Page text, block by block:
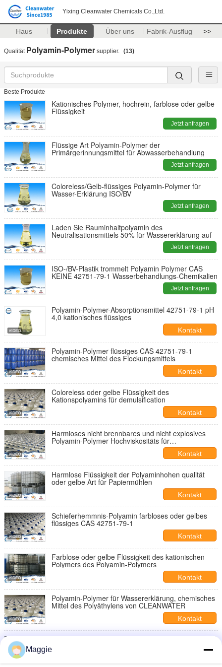
Yixing Cleanwater Chemicals Co.,Ltd.
Haus Produkte Über uns Fabrik-Ausflug >>
Qualität Polyamin-Polymer supplier. (13)
Beste Produkte
Kationisches Polymer, hochrein, farblose oder gelbe
Flüssigkeit
Jetzt anfragen
Flüssige Art Polyamin-Polymer der
Primärgerinnungsmittel für Abwasserbehandlung
Jetzt anfragen
Coloreless/Gelb-flüssiges Polyamin-Polymer für
Wasser-Erklärung ISO/BV
Jetzt anfragen
Laden Sie Rauminhaltpolyamin des
Neutralisationsmittels 50% für Wassererklärung auf
Jetzt anfragen
ISO-/BV-Plastik trommelt Polyamin Polymer CAS
KEINE 42751-79-1 Wasserbehandlungs-Chemikalien
Jetzt anfragen
Polyamin-Polymer-Absorptionsmittel 42751-79-1 pH
4,0 kationisches flüssiges
Kontakt
Polyamin-Polymer flüssiges CAS 42751-79-1
chemisches Mittel des Flockungsmittels
Kontakt
Coloreless oder gelbe Flüssigkeit des
Kationspolyamins für demulsification
Kontakt
Harmloses nicht brennbares und nicht explosives
Polyamin-Polymer Hochviskositäts für
Kontakt
Harmlose Flüssigkeit der Polyaminhohen qualität
oder gelbe Art für Papiermühlen
Kontakt
Schieferhemmnis-Polyamin farbloses oder gelbes
flüssiges CAS 42751-79-1
Kontakt
Farblose oder gelbe Flüssigkeit des kationischen
Polymers des Polyamin-Polymers
Kontakt
Polyamin-Polymer für Wassererklärung, chemisches
Mittel des Polyäthylens von CLEANWATER
Kontakt
Maggie